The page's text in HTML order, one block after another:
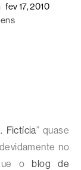
fev 17, 2010
Fictícia” quase
no
o blog de